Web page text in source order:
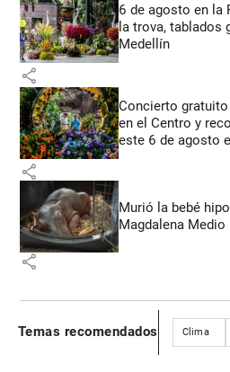
6 de agosto en la
la trova, tablados
Medellín
share
Concierto
en el Centro y
este 6 de agosto
share
Murió la bebé
Magdalena Medio
share
Temas recomendados Clima